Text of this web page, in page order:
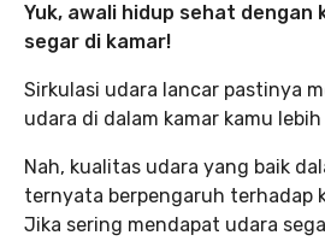
Yuk, awali hidup sehat dengan
segar di kamar!
Sirkulasi udara lancar pastinya
udara di dalam kamar kamu lebih
Nah, kualitas udara yang baik
ternyata berpengaruh terhadap
Jika sering mendapat udara